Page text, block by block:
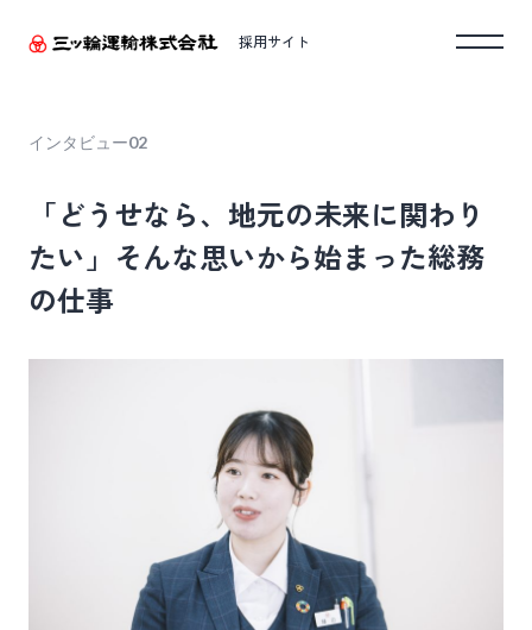
採用サイト
インタビュー02
「どうせなら、地元の未来に関わり
たい」そんな思いから始まった総務
の仕事